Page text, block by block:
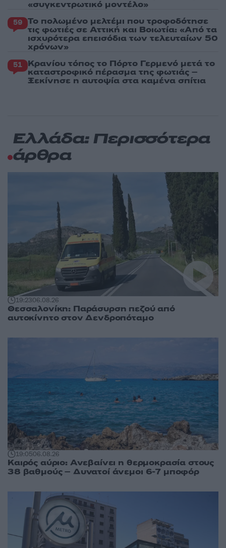
«συγκεντρωτικό μοντέλο»
59 Το πολωμένο μελτέμι που τροφοδότησε
τις φωτιές σε Αττική και Βοιωτία: «Από τα
ισχυρότερα επεισόδια των τελευταίων 50
χρόνων»
51 Κρανίου τόπος το Πόρτο Γερμενό μετά το
καταστροφικό πέρασμα της φωτιάς –
Ξεκίνησε η αυτοψία στα καμένα σπίτια
Ελλάδα: Περισσότερα
άρθρα
19:2306.08.26
Θεσσαλονίκη: Παράσυρση πεζού από
αυτοκίνητο στον Δενδροπόταμο
19:0506.08.26
Καιρός αύριο: Ανεβαίνει η θερμοκρασία στους
38 βαθμούς – Δυνατοί άνεμοι 6-7 μποφόρ